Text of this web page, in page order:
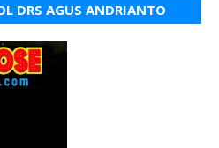
DRS AGUS ANDRIANTO